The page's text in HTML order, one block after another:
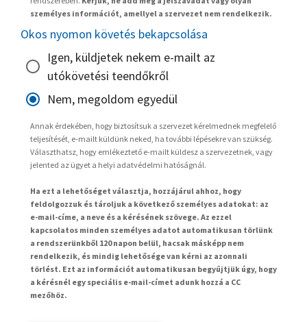
személyes információt, amellyel a szervezet nem rendelkezik.
Okos nyomon követés bekapcsolása
Igen, küldjetek nekem e-mailt az
utókövetési teendőkről
Nem, megoldom egyedül
Annak érdekében, hogy biztosítsuk a szervezet kérelmednek megfelelő
teljesítését, e-mailt küldünk neked, ha további lépésekre van szükség.
Választhatsz, hogy emlékeztető e-mailt küldesz a szervezetnek, vagy
jelented az ügyet a helyi adatvédelmi hatóságnál.
Ha ezt a lehetőséget választja, hozzájárul ahhoz, hogy
feldolgozzuk és tároljuk a következő személyes adatokat: az
e-mail-címe, a neve és a kérésének szövege. Az ezzel
kapcsolatos minden személyes adatot automatikusan törlünk
a rendszerünkből 120 napon belül, hacsak másképp nem
rendelkezik, és mindig lehetősége van kérni az azonnali
törlést. Ezt az információt automatikusan begyűjtjük úgy, hogy
a kérésnél egy speciális e-mail-címet adunk hozzá a CC
mezőhöz.